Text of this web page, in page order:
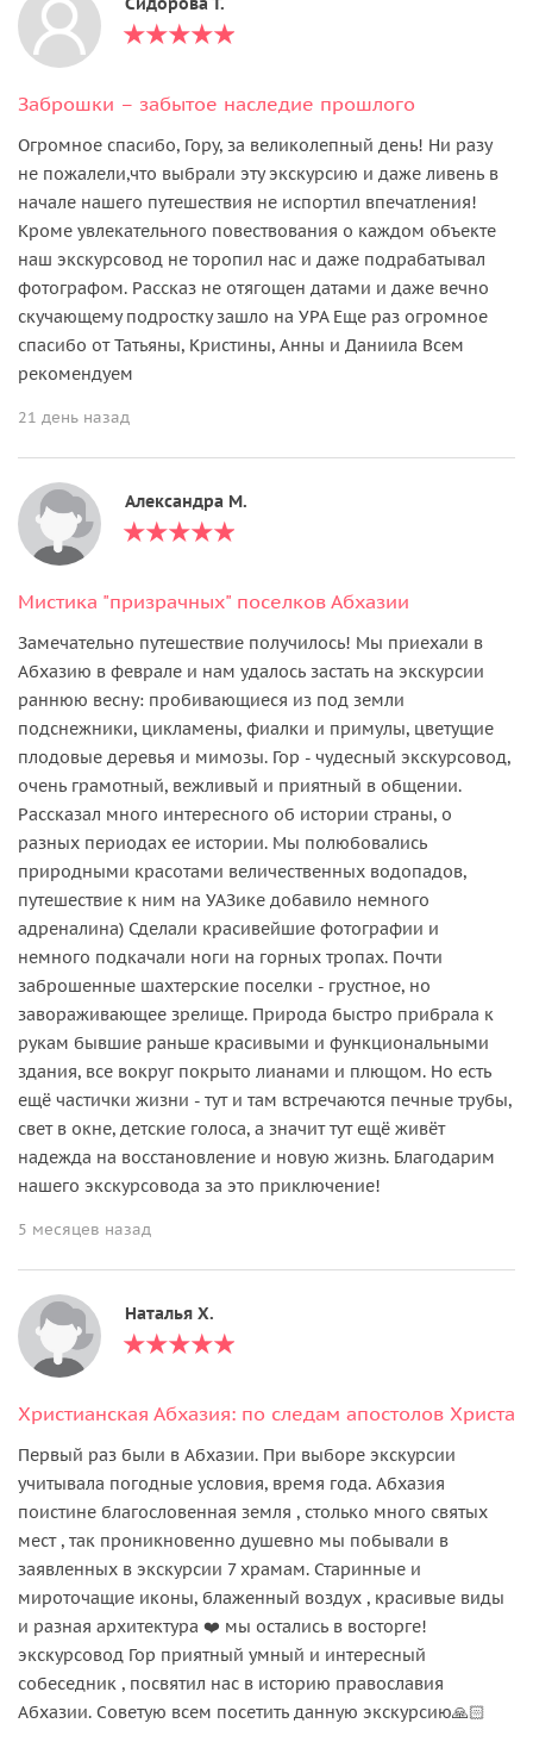
Заброшки – забытое наследие прошлого
Огромное спасибо, Гору, за великолепный день! Ни разу
не пожалели,что выбрали эту экскурсию и даже ливень в
начале нашего путешествия не испортил впечатления!
Кроме увлекательного повествования о каждом объекте
наш экскурсовод не торопил нас и даже подрабатывал
фотографом. Рассказ не отягощен датами и даже вечно
скучающему подростку зашло на УРА Еще раз огромное
спасибо от Татьяны, Кристины, Анны и Даниила Всем
рекомендуем
21 день назад
Александра М.
Мистика "призрачных" поселков Абхазии
Замечательно путешествие получилось! Мы приехали в
Абхазию в феврале и нам удалось застать на экскурсии
раннюю весну: пробивающиеся из под земли
подснежники, цикламены, фиалки и примулы, цветущие
плодовые деревья и мимозы. Гор - чудесный экскурсовод,
очень грамотный, вежливый и приятный в общении.
Рассказал много интересного об истории страны, о
разных периодах ее истории. Мы полюбовались
природными красотами величественных водопадов,
путешествие к ним на УАЗике добавило немного
адреналина) Сделали красивейшие фотографии и
немного подкачали ноги на горных тропах. Почти
заброшенные шахтерские поселки - грустное, но
завораживающее зрелище. Природа быстро прибрала к
рукам бывшие раньше красивыми и функциональными
здания, все вокруг покрыто лианами и плющом. Но есть
ещё частички жизни - тут и там встречаются печные трубы,
свет в окне, детские голоса, а значит тут ещё живёт
надежда на восстановление и новую жизнь. Благодарим
нашего экскурсовода за это приключение!
5 месяцев назад
Наталья Х.
Христианская Абхазия: по следам апостолов Христа
Первый раз были в Абхазии. При выборе экскурсии
учитывала погодные условия, время года. Абхазия
поистине благословенная земля , столько много святых
мест , так проникновенно душевно мы побывали в
заявленных в экскурсии 7 храмам. Старинные и
мироточащие иконы, блаженный воздух , красивые виды
и разная архитектура ❤️ мы остались в восторге!
экскурсовод Гор приятный умный и интересный
собеседник , посвятил нас в историю православия
Абхазии. Советую всем посетить данную экскурсию🙏🏻